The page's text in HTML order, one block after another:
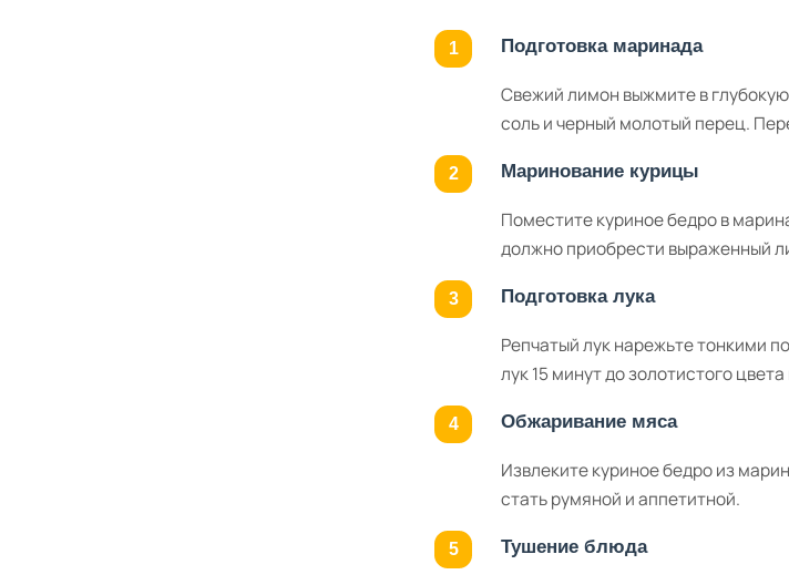
Подготовка маринада
Свежий лимон выжмите в
соль и черный молотый перец.
Маринование курицы
Поместите куриное бедро в
должно приобрести выраженный
Подготовка лука
Репчатый лук нарежьте тонкими
лук 15 минут до золотистого
Обжаривание мяса
Извлеките куриное бедро из
стать румяной и аппетитной.
Тушение блюда